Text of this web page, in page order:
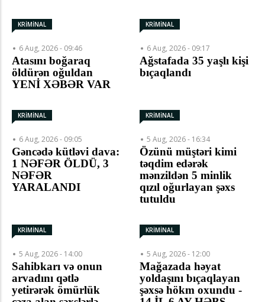
KRİMİNAL
6 Aug, 2026 - 09:46
Atasını boğaraq
öldürən oğuldan
YENİ XƏBƏR VAR
KRİMİNAL
6 Aug, 2026 - 09:17
Ağstafada 35 yaşlı kişi
bıçaqlandı
KRİMİNAL
6 Aug, 2026 - 09:05
Gəncədə kütləvi dava:
1 NƏFƏR ÖLDÜ, 3
NƏFƏR
YARALANDI
KRİMİNAL
5 Aug, 2026 - 16:34
Özünü müştəri kimi
təqdim edərək
mənzildən 5 minlik
qızıl oğurlayan şəxs
tutuldu
KRİMİNAL
5 Aug, 2026 - 14:00
Sahibkarı və onun
arvadını qətlə
yetirərək ömürlük
KRİMİNAL
5 Aug, 2026 - 12:00
Mağazada həyat
yoldaşını bıçaqlayan
şəxsə hökm oxundu -